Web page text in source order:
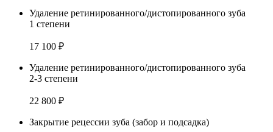
Удаление ретинированного/дистопированного зуба
1 степени
17 100 ₽
Удаление ретинированного/дистопированного зуба
2-3 степени
22 800 ₽
Закрытие рецессии зуба (забор и подсадка)